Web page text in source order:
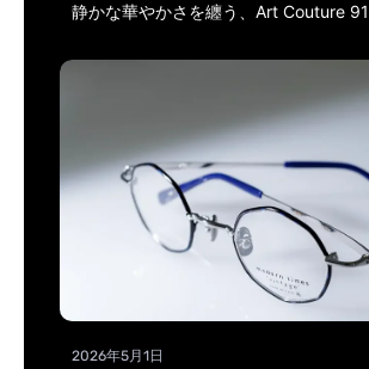
静かな華やかさを纏う、Art Couture
2026年5月1日